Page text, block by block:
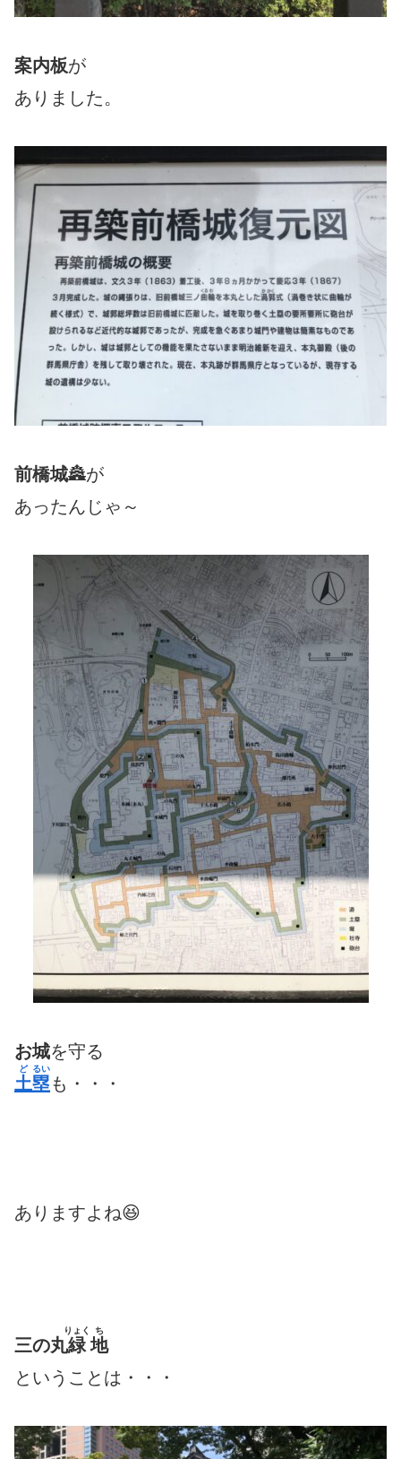
案内板が
ありました。
前橋城🏯が
あったんじゃ～
お城を守る
土
ど
塁
るい
も・・・
ありますよね😆
三の丸緑
りょく
地
ち
ということは・・・